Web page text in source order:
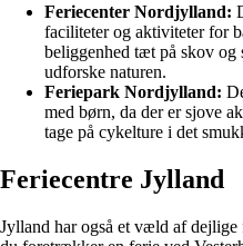
Feriecenter Nordjylland:
faciliteter og aktiviteter for
beliggenhed tæt på skov og
udforske naturen.
Feriepark Nordjylland:
med børn, da der er sjove
tage på cykelture i det
Feriecentre Jylland
Jylland har også et væld af dejlige